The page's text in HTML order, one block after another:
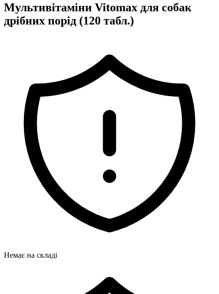
Мультивітаміни Vitomax для собак
дрібних порід (120 табл.)
Немає на складі